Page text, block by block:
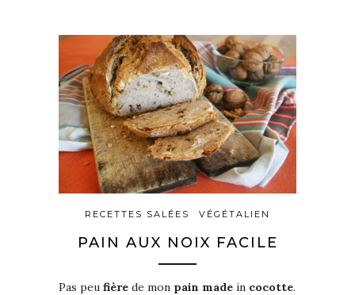
RECETTES SALÉES VÉGÉTALIEN
PAIN AUX NOIX FACILE
Pas peu fière de mon pain made in cocotte.